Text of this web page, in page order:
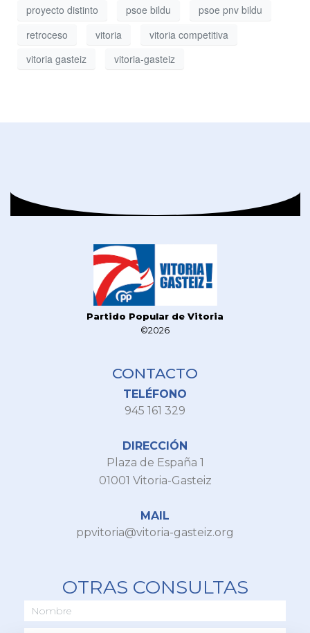
proyecto distinto
psoe bildu
psoe pnv bildu
retroceso
vitoria
vitoria competitiva
vitoria gasteiz
vitoria-gasteiz
Partido Popular de Vitoria
©2026
CONTACTO
TELÉFONO
945 161 329
DIRECCIÓN
Plaza de España 1
01001 Vitoria-Gasteiz
MAIL
ppvitoria@vitoria-gasteiz.org
OTRAS CONSULTAS